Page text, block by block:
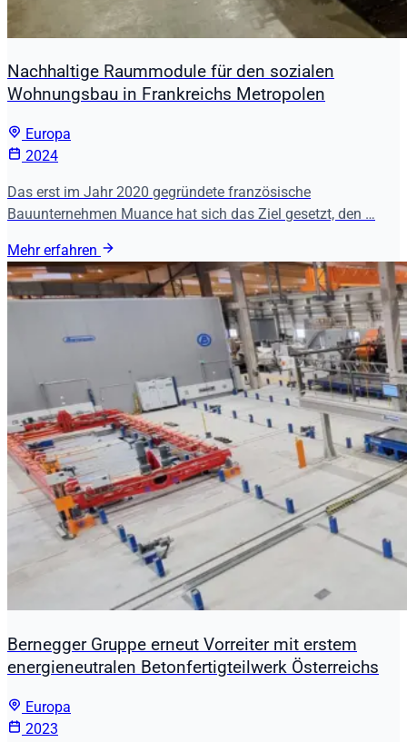
Nachhaltige Raummodule für den sozialen
Wohnungsbau in Frankreichs Metropolen
Europa
2024
Das erst im Jahr 2020 gegründete französische
Bauunternehmen Muance hat sich das Ziel gesetzt, den …
Mehr erfahren
Bernegger Gruppe erneut Vorreiter mit erstem
energieneutralen Betonfertigteilwerk Österreichs
Europa
2023